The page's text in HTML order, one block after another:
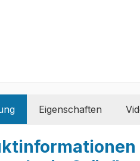
Eigenschaften